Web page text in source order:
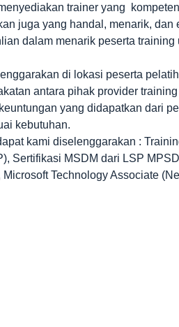
trainer yang
juga yang handal, menarik, dan
dalam menarik peserta training
di lokasi peserta
antara pihak provider
yang didapatkan dari
kebutuhan.
kami diselenggarakan :
Sertifikasi MSDM dari LSP
Technology Associate